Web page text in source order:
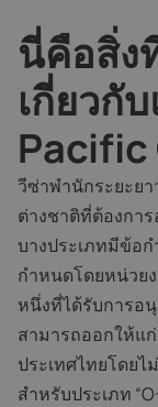
นี่คือสิ่ง
เกี่ยวกั
Pacific
วีซ่าพำนักระยะย
ต่างชาติที่ต้องกา
บางประเภทมีข้อ
กำหนดโดยหน่วย
หนึ่งที่ได้รับการอนุ
สามารถออกให้แ
ประเทศไทยโดยไ
สำหรับประเภท